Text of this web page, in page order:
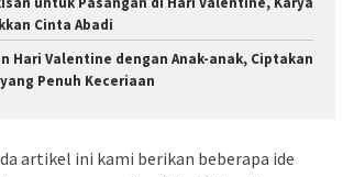
Cinta Abadi
Hari Valentine dengan Anak-anak, Ciptakan
Penuh Keceriaan
artikel ini kami berikan beberapa ide